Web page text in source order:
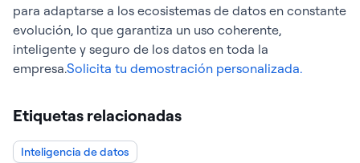
para adaptarse a los ecosistemas de datos en constante
evolución, lo que garantiza un uso coherente,
inteligente y seguro de los datos en toda la
empresa.Solicita tu demostración personalizada.
Etiquetas relacionadas
Inteligencia de datos